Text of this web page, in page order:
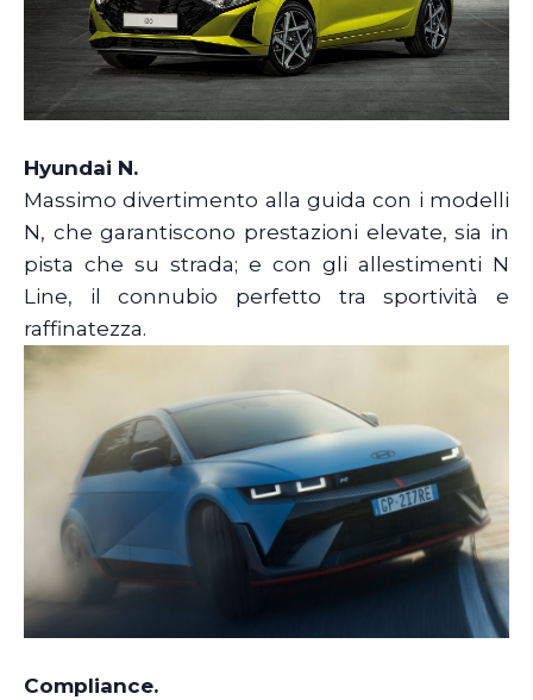
Hyundai N.
Massimo divertimento alla guida con i modelli
N, che garantiscono prestazioni elevate, sia in
pista che su strada; e con gli allestimenti N
Line, il connubio perfetto tra sportività e
raffinatezza.
Compliance.